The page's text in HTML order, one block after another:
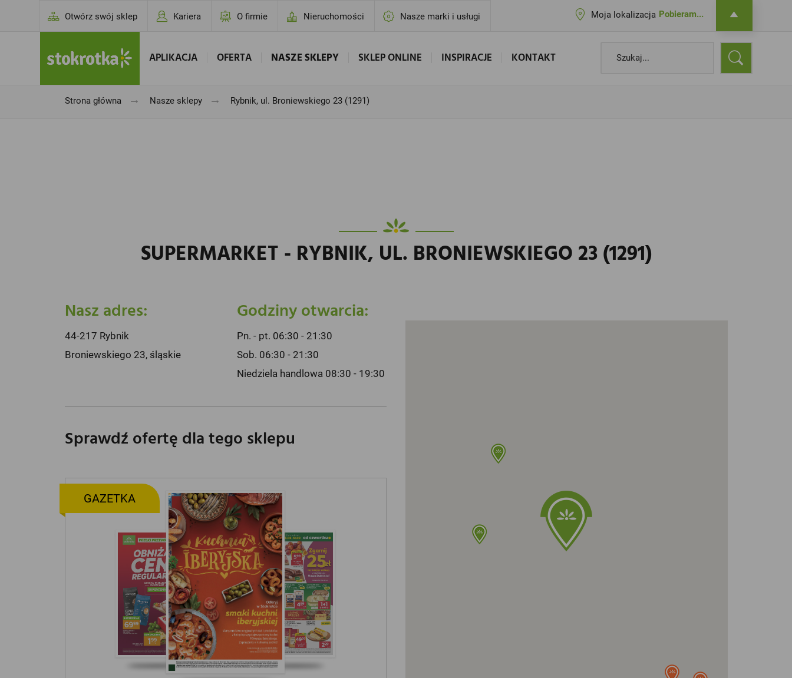
Otwórz swój sklep Kariera O firmie Nieruchomości Nasze marki i usługi Moja lokalizacja Pobieram...
APLIKACJA OFERTA NASZE SKLEPY SKLEP ONLINE INSPIRACJE KONTAKT
Strona główna → Nasze sklepy → Rybnik, ul. Broniewskiego 23 (1291)
SUPERMARKET - RYBNIK, UL. BRONIEWSKIEGO 23 (1291)
Nasz adres:
44-217 Rybnik
Broniewskiego 23, śląskie
Godziny otwarcia:
Pn. - pt. 06:30 - 21:30
Sob. 06:30 - 21:30
Niedziela handlowa 08:30 - 19:30
Sprawdź ofertę dla tego sklepu
GAZETKA